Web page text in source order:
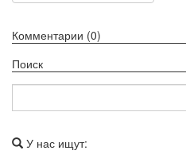
Комментарии (0)
Поиск
У нас ищут: